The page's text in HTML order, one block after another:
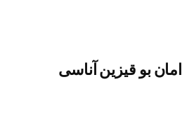
امان بو قیزین آناسی